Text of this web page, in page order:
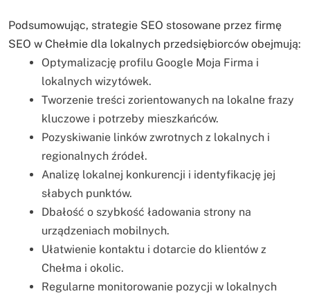
Podsumowując, strategie SEO stosowane przez firmę
SEO w Chełmie dla lokalnych przedsiębiorców obejmują:
Optymalizację profilu Google Moja Firma i
lokalnych wizytówek.
Tworzenie treści zorientowanych na lokalne frazy
kluczowe i potrzeby mieszkańców.
Pozyskiwanie linków zwrotnych z lokalnych i
regionalnych źródeł.
Analizę lokalnej konkurencji i identyfikację jej
słabych punktów.
Dbałość o szybkość ładowania strony na
urządzeniach mobilnych.
Ułatwienie kontaktu i dotarcie do klientów z
Chełma i okolic.
Regularne monitorowanie pozycji w lokalnych